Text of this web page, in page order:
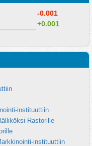
-0.001
+0.001
instituuttiin
Rastorille
instituuttiin